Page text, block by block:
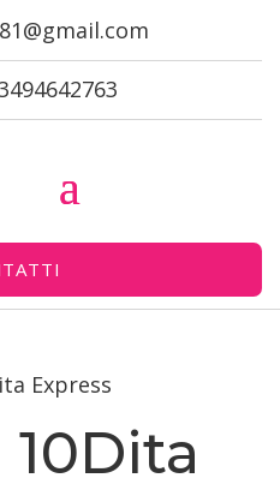
Express
10Dita